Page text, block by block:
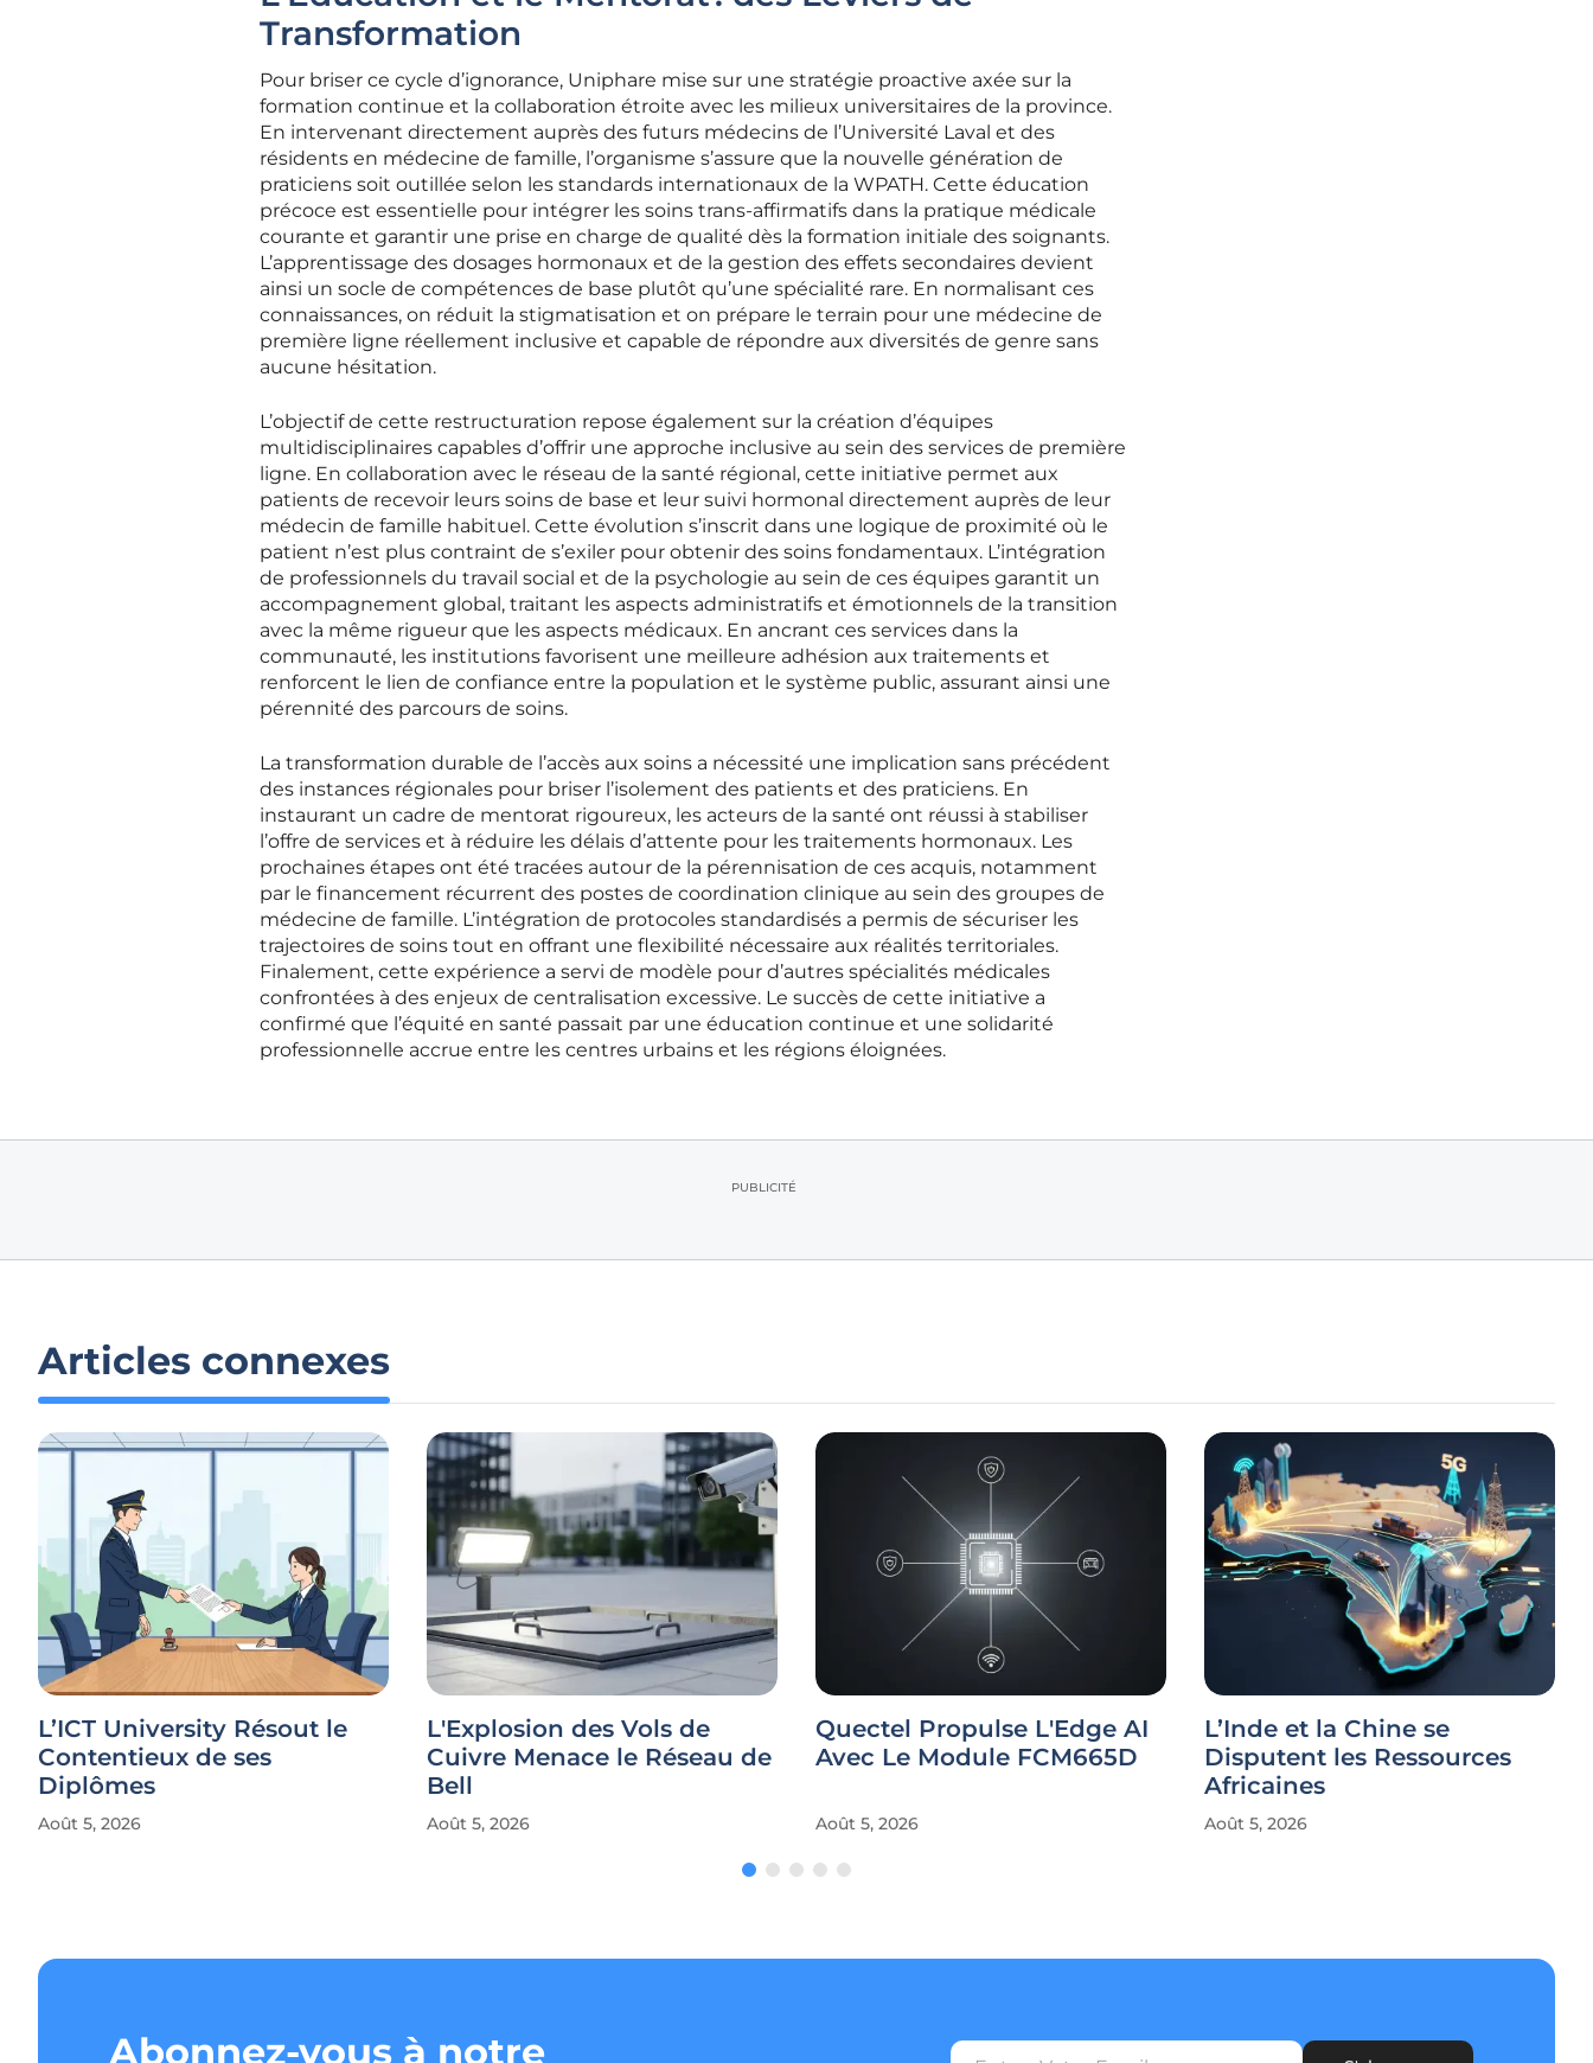
Transformation
Pour briser ce cycle d’ignorance, Uniphare mise sur une stratégie proactive axée sur la
formation continue et la collaboration étroite avec les milieux universitaires de la province.
En intervenant directement auprès des futurs médecins de l’Université Laval et des
résidents en médecine de famille, l’organisme s’assure que la nouvelle génération de
praticiens soit outillée selon les standards internationaux de la WPATH. Cette éducation
précoce est essentielle pour intégrer les soins trans-affirmatifs dans la pratique médicale
courante et garantir une prise en charge de qualité dès la formation initiale des soignants.
L’apprentissage des dosages hormonaux et de la gestion des effets secondaires devient
ainsi un socle de compétences de base plutôt qu’une spécialité rare. En normalisant ces
connaissances, on réduit la stigmatisation et on prépare le terrain pour une médecine de
première ligne réellement inclusive et capable de répondre aux diversités de genre sans
aucune hésitation.
L’objectif de cette restructuration repose également sur la création d’équipes
multidisciplinaires capables d’offrir une approche inclusive au sein des services de première
ligne. En collaboration avec le réseau de la santé régional, cette initiative permet aux
patients de recevoir leurs soins de base et leur suivi hormonal directement auprès de leur
médecin de famille habituel. Cette évolution s’inscrit dans une logique de proximité où le
patient n’est plus contraint de s’exiler pour obtenir des soins fondamentaux. L’intégration
de professionnels du travail social et de la psychologie au sein de ces équipes garantit un
accompagnement global, traitant les aspects administratifs et émotionnels de la transition
avec la même rigueur que les aspects médicaux. En ancrant ces services dans la
communauté, les institutions favorisent une meilleure adhésion aux traitements et
renforcent le lien de confiance entre la population et le système public, assurant ainsi une
pérennité des parcours de soins.
La transformation durable de l’accès aux soins a nécessité une implication sans précédent
des instances régionales pour briser l’isolement des patients et des praticiens. En
instaurant un cadre de mentorat rigoureux, les acteurs de la santé ont réussi à stabiliser
l’offre de services et à réduire les délais d’attente pour les traitements hormonaux. Les
prochaines étapes ont été tracées autour de la pérennisation de ces acquis, notamment
par le financement récurrent des postes de coordination clinique au sein des groupes de
médecine de famille. L’intégration de protocoles standardisés a permis de sécuriser les
trajectoires de soins tout en offrant une flexibilité nécessaire aux réalités territoriales.
Finalement, cette expérience a servi de modèle pour d’autres spécialités médicales
confrontées à des enjeux de centralisation excessive. Le succès de cette initiative a
confirmé que l’équité en santé passait par une éducation continue et une solidarité
professionnelle accrue entre les centres urbains et les régions éloignées.
PUBLICITÉ
Articles connexes
L’ICT University Résout le
Contentieux de ses
Diplômes
Août 5, 2026
L'Explosion des Vols de
Cuivre Menace le Réseau de
Bell
Août 5, 2026
Quectel Propulse L'Edge AI
Avec Le Module FCM665D
Août 5, 2026
L’Inde et la Chine se
Disputent les Ressources
Africaines
Août 5, 2026
Abonnez-vous à notre